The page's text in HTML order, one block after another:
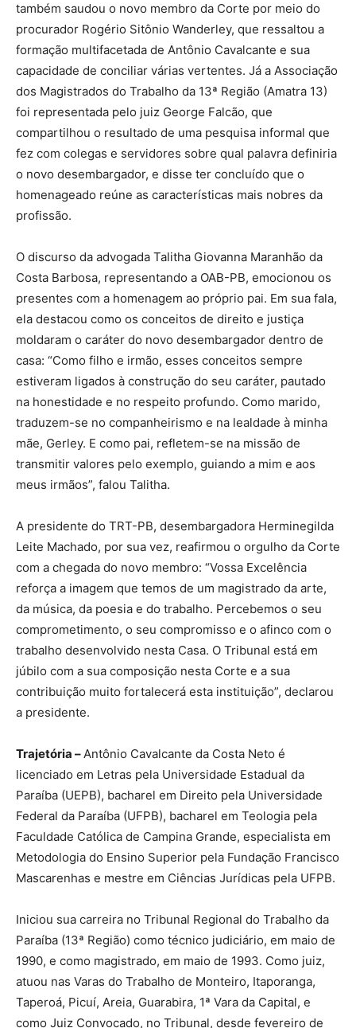
também saudou o novo membro da Corte por meio do
procurador Rogério Sitônio Wanderley, que ressaltou a
formação multifacetada de Antônio Cavalcante e sua
capacidade de conciliar várias vertentes. Já a Associação
dos Magistrados do Trabalho da 13ª Região (Amatra 13)
foi representada pelo juiz George Falcão, que
compartilhou o resultado de uma pesquisa informal que
fez com colegas e servidores sobre qual palavra definiria
o novo desembargador, e disse ter concluído que o
homenageado reúne as características mais nobres da
profissão.
O discurso da advogada Talitha Giovanna Maranhão da
Costa Barbosa, representando a OAB-PB, emocionou os
presentes com a homenagem ao próprio pai. Em sua fala,
ela destacou como os conceitos de direito e justiça
moldaram o caráter do novo desembargador dentro de
casa: “Como filho e irmão, esses conceitos sempre
estiveram ligados à construção do seu caráter, pautado
na honestidade e no respeito profundo. Como marido,
traduzem-se no companheirismo e na lealdade à minha
mãe, Gerley. E como pai, refletem-se na missão de
transmitir valores pelo exemplo, guiando a mim e aos
meus irmãos”, falou Talitha.
A presidente do TRT-PB, desembargadora Herminegilda
Leite Machado, por sua vez, reafirmou o orgulho da Corte
com a chegada do novo membro: “Vossa Excelência
reforça a imagem que temos de um magistrado da arte,
da música, da poesia e do trabalho. Percebemos o seu
comprometimento, o seu compromisso e o afinco com o
trabalho desenvolvido nesta Casa. O Tribunal está em
júbilo com a sua composição nesta Corte e a sua
contribuição muito fortalecerá esta instituição”, declarou
a presidente.
Trajetória –Antônio Cavalcante da Costa Neto é
licenciado em Letras pela Universidade Estadual da
Paraíba (UEPB), bacharel em Direito pela Universidade
Federal da Paraíba (UFPB), bacharel em Teologia pela
Faculdade Católica de Campina Grande, especialista em
Metodologia do Ensino Superior pela Fundação Francisco
Mascarenhas e mestre em Ciências Jurídicas pela UFPB.
Iniciou sua carreira no Tribunal Regional do Trabalho da
Paraíba (13ª Região) como técnico judiciário, em maio de
1990, e como magistrado, em maio de 1993. Como juiz,
atuou nas Varas do Trabalho de Monteiro, Itaporanga,
Taperoá, Picuí, Areia, Guarabira, 1ª Vara da Capital, e
como Juiz Convocado, no Tribunal, desde fevereiro de